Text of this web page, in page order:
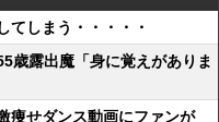
てしまう・・・・・
歳露出魔「身に覚えがありま
痩せダンス動画にファンが